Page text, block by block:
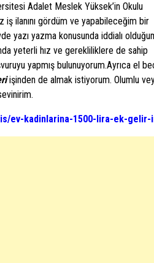
Adalet Meslek Yüksek’in Okulu
iş ilanını gördüm ve yapabileceğim bir
yazı yazma konusunda iddialı
yeterli hız ve gerekliliklere de sahip
yapmış bulunuyorum.Ayrıca el
işinden de almak istiyorum. Olumlu
ev-kadinlarina-1500-lira-ek-gelir-